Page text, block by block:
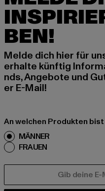
BEN!
Melde dich hier für
erhalte künftig
nds, Angebote und
er E-Mail!
An welchen Produkten
MÄNNER
FRAUEN